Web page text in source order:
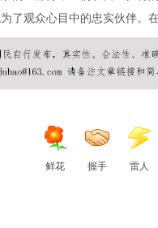
了观众心目中的忠实伙伴
鲜花 握手 雷人